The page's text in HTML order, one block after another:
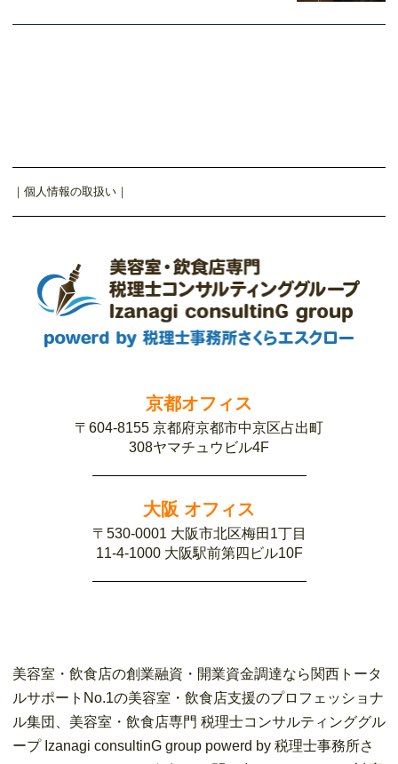
｜ 個人情報の取扱い ｜
京都オフィス
〒604-8155 京都府京都市中京区占出町
308ヤマチュウビル4F
大阪 オフィス
〒530-0001 大阪市北区梅田1丁目
11-4-1000 大阪駅前第四ビル10F
美容室・飲食店の創業融資・開業資金調達なら関西トータ
ルサポートNo.1の美容室・飲食店支援のプロフェッショナ
ル集団、美容室・飲食店専門 税理士コンサルティンググル
ープ Izanagi consultinG group powerd by 税理士事務所さ